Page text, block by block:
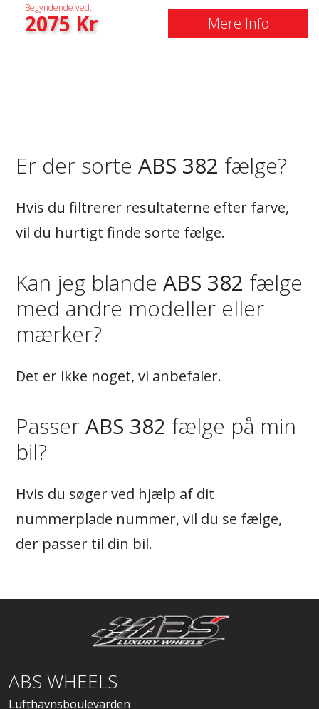
Begyndende ved:
2075Kr Mere Info
Er der sorte ABS 382 fælge?
Hvis du filtrerer resultaterne efter farve,
vil du hurtigt finde sorte fælge.
Kan jeg blande ABS 382 fælge
med andre modeller eller
mærker?
Det er ikke noget, vi anbefaler.
PasserABS 382 fælge på min
bil?
Hvis du søger ved hjælp af dit
nummerplade nummer, vil du se fælge,
der passer til din bil.
ABS WHEELS
Lufthavnsboulevarden